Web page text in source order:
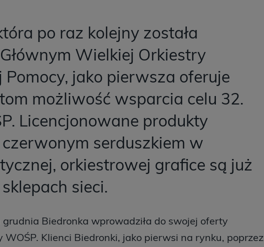
po raz kolejny została
Wielkiej Orkiestry
Pomocy, jako pierwsza oferuje
możliwość wsparcia celu 32.
Licencjonowane produkty
serduszkiem w
orkiestrowej grafice są już
sieci.
Biedronka wprowadziła do swojej oferty
Klienci Biedronki, jako pierwsi na rynku, poprzez